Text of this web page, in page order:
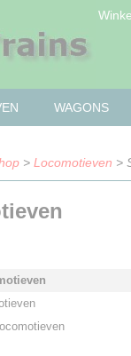
WAGONS
> Locomotieven >